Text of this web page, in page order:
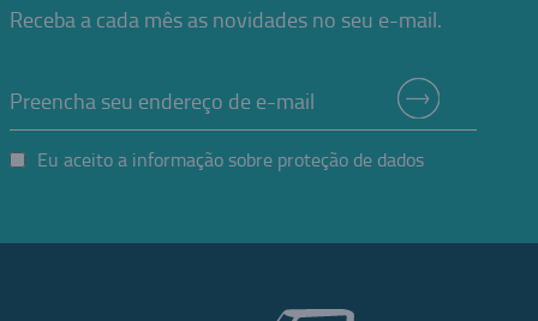
Receba a cada mês as novidades no seu e-mail.
Eu aceito a informação sobre proteção de dados